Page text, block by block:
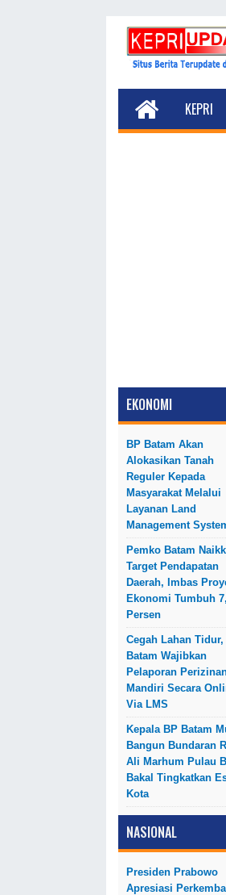
KEPRI
EKONOMI
BP Batam Akan
Alokasikan Tanah
Reguler Kepada
Masyarakat Melalui
Layanan Land
Management
Pemko Batam
Target Pendapatan
Daerah, Imbas
Ekonomi Tumbuh
Persen
Cegah Lahan Tidur,
Batam Wajibkan
Pelaporan
Mandiri Secara
Via LMS
Kepala BP Batam
Bangun Bundaran
Ali Marhum Pulau
Bakal Tingkatkan
Kota
NASIONAL
Presiden Prabowo
Apresiasi